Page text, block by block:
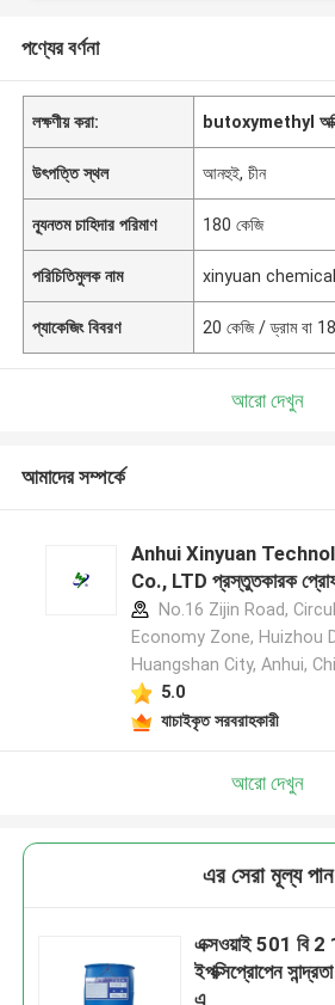
পণ্যের বর্ণনা
লক্ষণীয় করা: butoxymethyl
উৎপত্তি স্থল আনহুই, চীন
ন্যূনতম চাহিদার পরিমাণ 180 কেজি
পরিচিতিমুলক নাম xinyuan chemical
প্যাকেজিং বিবরণ 20 কেজি / ড্রাম বা
আরো দেখুন
আমাদের সম্পর্কে
Anhui Xinyuan
Co., LTD প্রস্তুতকারক
No.16 Zijin Road,
Economy Zone, Huizhou
Huangshan City, Anhui,
5.0
যাচাইকৃত সরবরাহকারী
আরো দেখুন
এর সেরা মূল্য পান
এক্সওয়াই 501 বি 2
ইপক্সিপ্রোপেন
এ